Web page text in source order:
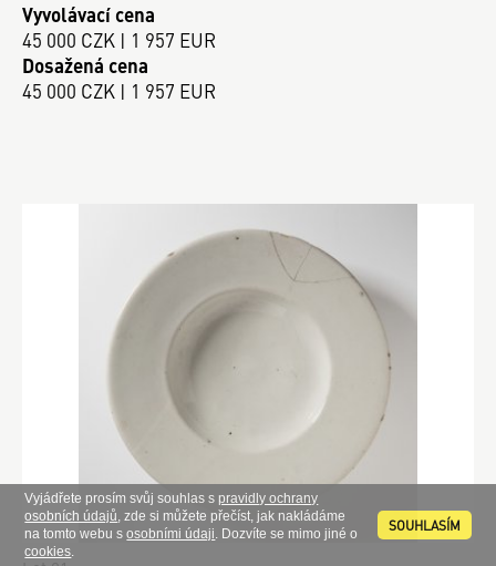
Vyjádřete prosím svůj souhlas spravidly ochrany
osobních údajů, zde si můžete přečíst, jak nakládáme
na tomto webu sosobními údaji. Dozvíte se mimo jiné o
cookies.
SOUHLASÍM
Vyvolávací cena
45 000 CZK | 1 957 EUR
Dosažená cena
45 000 CZK | 1 957 EUR